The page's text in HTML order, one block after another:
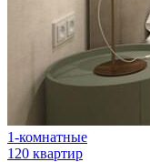
1-комнатные
120 квартир